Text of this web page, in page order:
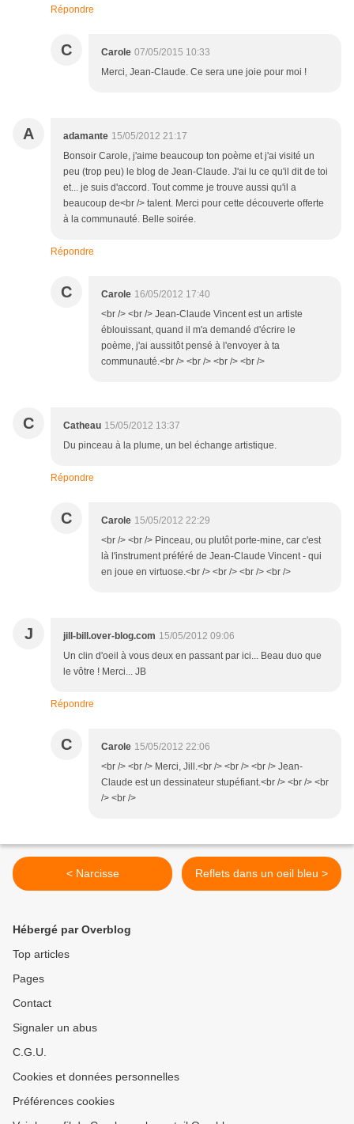
Répondre
C Carole 07/05/2015 10:33
Merci, Jean-Claude. Ce sera une joie pour moi !
A adamante 15/05/2012 21:17
Bonsoir Carole, j'aime beaucoup ton poème et j'ai visité un
peu (trop peu) le blog de Jean-Claude. J'ai lu ce qu'il dit de toi
et... je suis d'accord. Tout comme je trouve aussi qu'il a
beaucoup de<br /> talent. Merci pour cette découverte offerte
à la communauté. Belle soirée.
Répondre
C Carole 16/05/2012 17:40
<br /> <br /> Jean-Claude Vincent est un artiste
éblouissant, quand il m'a demandé d'écrire le
poème, j'ai aussitôt pensé à l'envoyer à ta
communauté.<br /> <br /> <br /> <br />
C Catheau 15/05/2012 13:37
Du pinceau à la plume, un bel échange artistique.
Répondre
C Carole 15/05/2012 22:29
<br /> <br /> Pinceau, ou plutôt porte-mine, car c'est
là l'instrument préféré de Jean-Claude Vincent - qui
en joue en virtuose.<br /> <br /> <br /> <br />
J jill-bill.over-blog.com 15/05/2012 09:06
Un clin d'oeil à vous deux en passant par ici... Beau duo que
le vôtre ! Merci... JB
Répondre
C Carole 15/05/2012 22:06
<br /> <br /> Merci, Jill.<br /> <br /> <br /> Jean-
Claude est un dessinateur stupéfiant.<br /> <br /> <br
/> <br />
< Narcisse Reflets dans un oeil bleu >
Hébergé par Overblog
Top articles
Pages
Contact
Signaler un abus
C.G.U.
Cookies et données personnelles
Préférences cookies